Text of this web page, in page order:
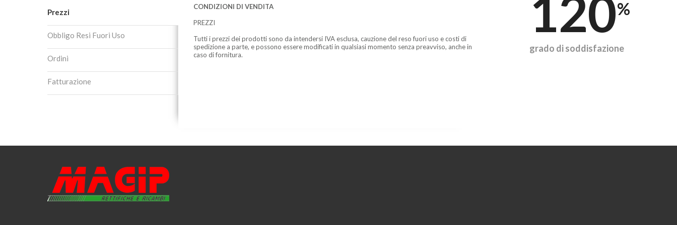
Prezzi
Obbligo Resi Fuori Uso
Ordini
Fatturazione
CONDIZIONI DI VENDITA
PREZZI
Tutti i prezzi dei prodotti sono da intendersi IVA esclusa, cauzione del reso fuori uso e costi di
spedizione a parte, e possono essere modificati in qualsiasi momento senza preavviso, anche in
caso di fornitura.
120%
grado di soddisfazione